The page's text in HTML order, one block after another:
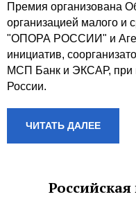
Премия организована
организацией малого и
"ОПОРА РОССИИ" и
инициатив,
МСП Банк и ЭКСАР, при
России.
ЧИТАТЬ ДАЛЕЕ